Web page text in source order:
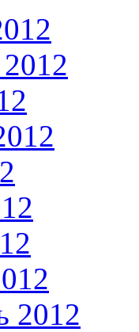
2012